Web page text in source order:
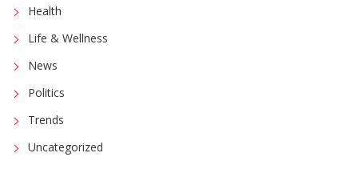
Health
Life & Wellness
News
Politics
Trends
Uncategorized